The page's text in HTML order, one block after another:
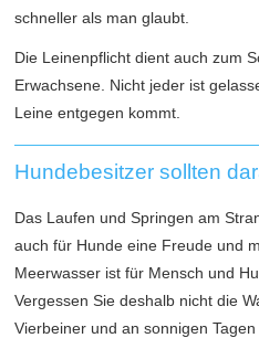
schneller als man glaubt.
Die Leinenpflicht dient auch zum
Erwachsene. Nicht jeder ist
Leine entgegen kommt.
Hundebesitzer sollten
Das Laufen und Springen am
auch für Hunde eine Freude und
Meerwasser ist für Mensch und
Vergessen Sie deshalb nicht die
Vierbeiner und an sonnigen